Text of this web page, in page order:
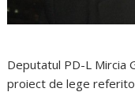
Deputatul PD-L Mircia
proiect de lege